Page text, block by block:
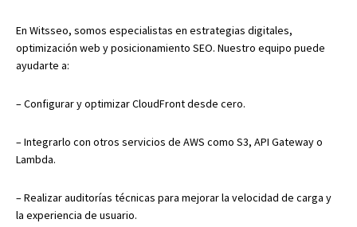
En Witsseo, somos especialistas en estrategias digitales,
optimización web y posicionamiento SEO. Nuestro equipo puede
ayudarte a:
– Configurar y optimizar CloudFront desde cero.
– Integrarlo con otros servicios de AWS como S3, API Gateway o
Lambda.
– Realizar auditorías técnicas para mejorar la velocidad de carga y
la experiencia de usuario.